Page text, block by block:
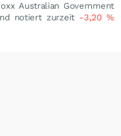
Australian Government
notiert zurzeit -3,20%